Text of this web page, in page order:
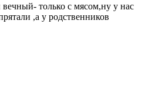
только с мясом,ну у нас
,а у родственников